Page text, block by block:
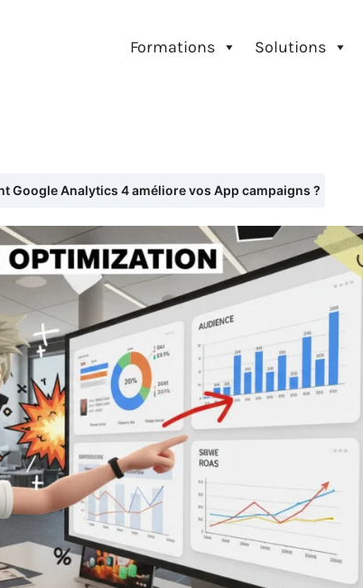
Formations Solutions
Google Analytics 4 améliore vos App campaigns ?